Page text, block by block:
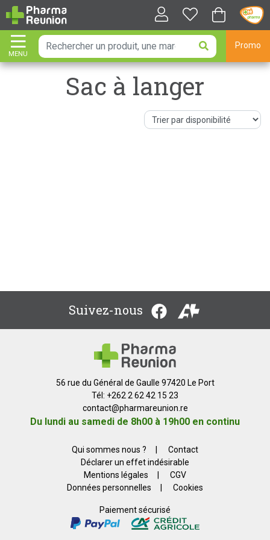
MENU
AFFICHER LA NAVIGATION
Promo
Sac à langer
Suivez-nous
56 rue du Général de Gaulle 97420 Le Port
Tél: +262 2 62 42 15 23
contact@pharmareunion.re
Du lundi au samedi de 8h00 à 19h00 en continu
Qui sommes nous ?
Contact
Déclarer un effet indésirable
Mentions légales
CGV
Données personnelles
Cookies
Paiement sécurisé